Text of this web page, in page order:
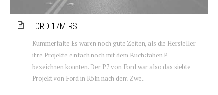
FORD 17M RS
Kummerfalte Es waren noch gute Zeiten, als die Hersteller
ihre Projekte einfach noch mit dem Buchstaben P
bezeichnen konnten. Der P7 von Ford war also das siebte
Projekt von Ford in Köln nach dem Zwe...